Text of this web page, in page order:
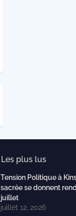
Les plus lus
Tension Politique à
sacrée se donnent
juillet
juillet 12, 2026